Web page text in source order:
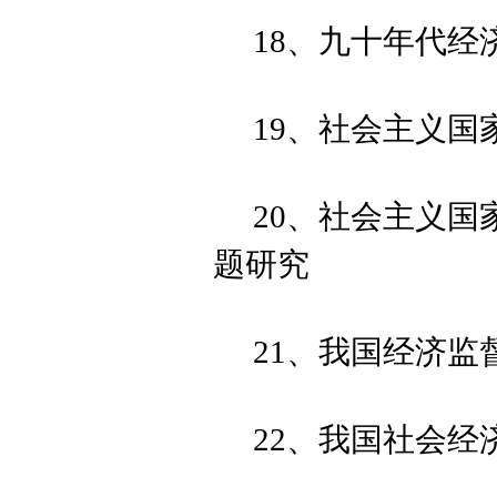
18、九十年代经
19、社会主义国
20、社会主义国
题研究
21、我国经济监
22、我国社会经